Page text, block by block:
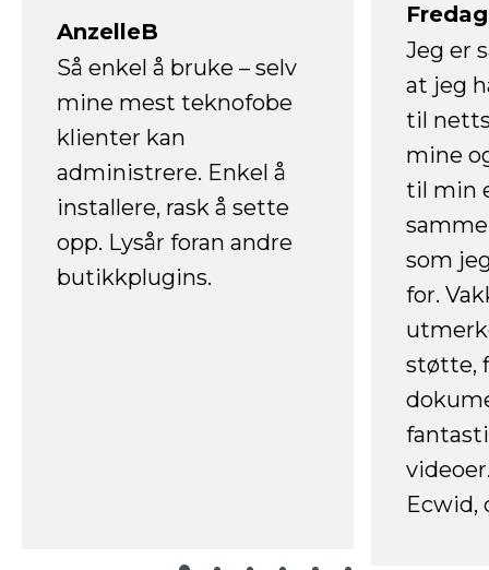
AnzelleB
Så enkel å bruke – selv
mine mest teknofobe
klienter kan
administrere. Enkel å
installere, rask å sette
opp. Lysår foran andre
butikkplugins.
Jeg er
at jeg
til
mine
til min
som
for.
støtte,
Ecwid,